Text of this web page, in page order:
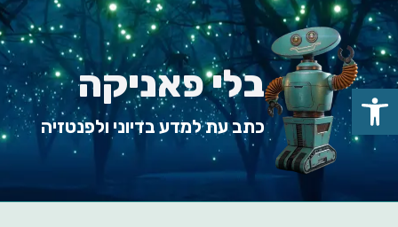
Skip
to
content
בלי פאניקה
כתב עת למדע בדיוני ולפנטזיה
פתח סרגל נגישות